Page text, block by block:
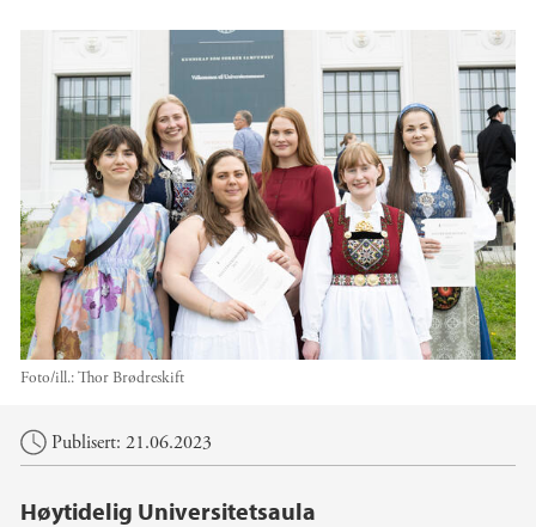
Foto/ill.:Thor Brødreskift
Hovedinnhold
Publisert: 21.06.2023
Høytidelig Universitetsaula